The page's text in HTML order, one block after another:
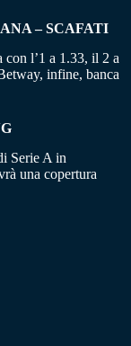
– SCAFATI
l’1 a 1.33, il 2 a
infine, banca
Serie A in
una copertura